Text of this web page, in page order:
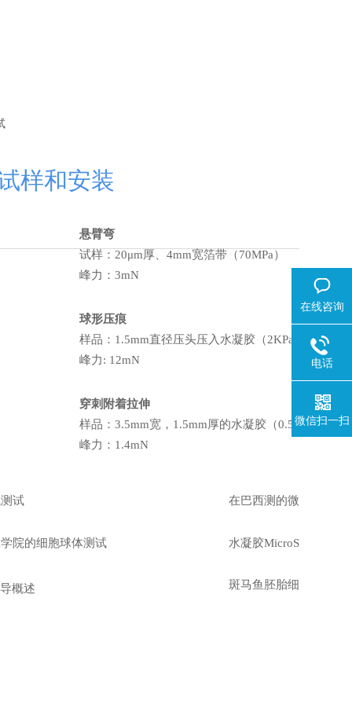
样和安装
悬臂弯
试样：20μm厚、4mm宽箔带（70MPa）
峰力：3mN
球形压痕
样品：1.5mm直径压头压入水凝胶（2KPa）
峰力: 12mN
穿刺附着拉伸
样品：3.5mm宽，1.5mm厚的水凝胶（0.5KPa）
峰力：1.4mN
试
院的细胞球体测试
概述
在巴西测的微米细胞组
水凝胶MicroSphere压
斑马鱼胚胎细胞球体压
在线咨询
电话
微信扫一扫